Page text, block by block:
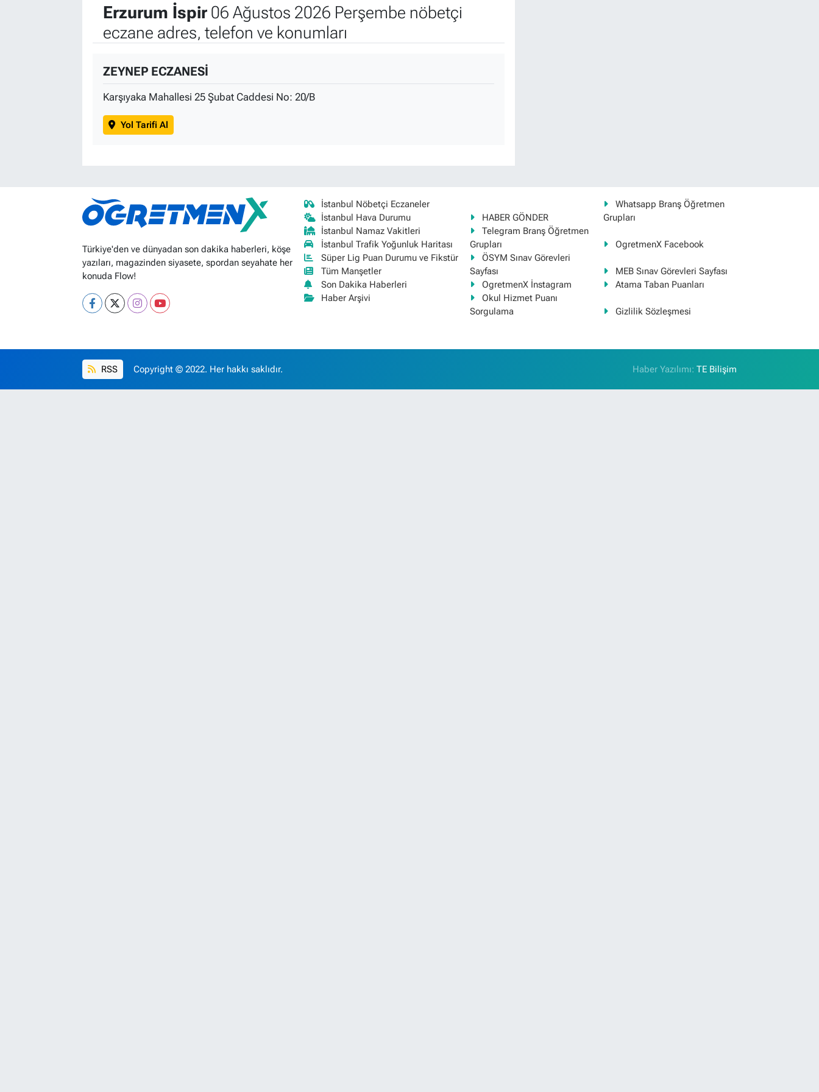
Erzurum İspir06 Ağustos 2026 Perşembe nöbetçi
eczane adres, telefon ve konumları
ZEYNEP ECZANESİ
Karşıyaka Mahallesi 25 Şubat Caddesi No: 20/B
Yol Tarifi Al
Türkiye'den ve dünyadan son dakika haberleri, köşe
yazıları, magazinden siyasete, spordan seyahate her
konuda Flow!
İstanbul Nöbetçi Eczaneler
İstanbul Hava Durumu
İstanbul Namaz Vakitleri
İstanbul Trafik Yoğunluk Haritası
Süper Lig Puan Durumu ve Fikstür
Tüm Manşetler
Son Dakika Haberleri
Haber Arşivi
HABER GÖNDER
Whatsapp Branş Öğretmen
Grupları
Telegram Branş Öğretmen
Grupları
OgretmenX Facebook
ÖSYM Sınav Görevleri
Sayfası
MEB Sınav Görevleri Sayfası
OgretmenX İnstagram
Atama Taban Puanları
Okul Hizmet Puanı
Sorgulama
Gizlilik Sözleşmesi
RSS Copyright © 2022. Her hakkı saklıdır. Haber Yazılımı:TE Bilişim